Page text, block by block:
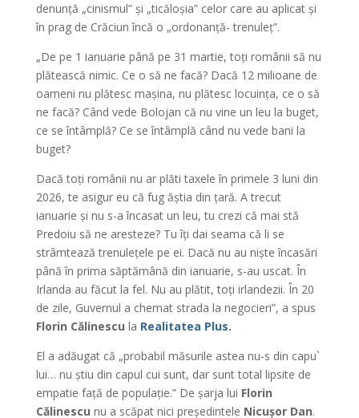
denunță „cinismul” și „ticăloșia” celor care au aplicat și
în prag de Crăciun încă o „ordonanță- trenuleț”.
„De pe 1 ianuarie până pe 31 martie, toți românii să nu
plătească nimic. Ce o să ne facă? Dacă 12 milioane de
oameni nu plătesc mașina, nu plătesc locuința, ce o să
ne facă? Când vede Bolojan că nu vine un leu la buget,
ce se întâmplă? Ce se întâmplă când nu vede bani la
buget?
Dacă toți românii nu ar plăti taxele în primele 3 luni din
2026, te asigur eu că fug ăștia din țară. A trecut
ianuarie și nu s-a încasat un leu, tu crezi că mai stă
Predoiu să ne aresteze? Tu îți dai seama că li se
strâmtează trenulețele pe ei. Dacă nu au niște încasări
până în prima săptămână din ianuarie, s-au uscat. În
Irlanda au făcut la fel. Nu au plătit, toți irlandezii. În 20
de zile, Guvernul a chemat strada la negocieri”, a spus
Florin Călinescu la Realitatea Plus.
El a adăugat că „probabil măsurile astea nu-s din capu`
lui… nu știu din capul cui sunt, dar sunt total lipsite de
empatie față de populație.” De șarja lui Florin
Călinescu nu a scăpat nici președintele Nicușor Dan.